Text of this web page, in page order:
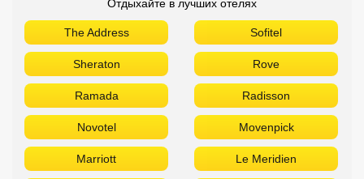
Отдыхайте в лучших отелях
The Address Sofitel
Sheraton Rove
Ramada Radisson
Novotel Movenpick
Marriott Le Meridien